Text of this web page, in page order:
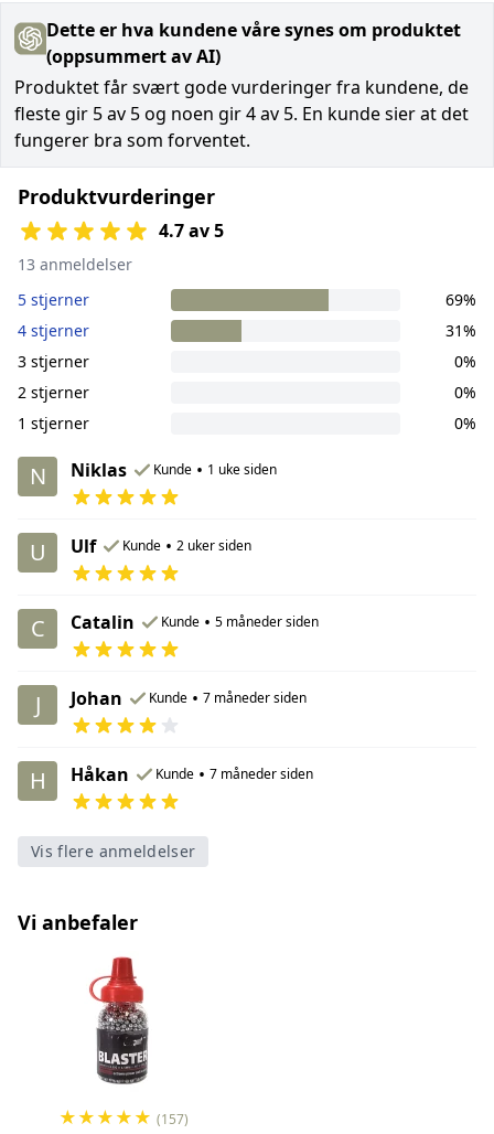
Dette er hva kundene våre synes om produktet
(oppsummert av AI)
Produktet får svært gode vurderinger fra kundene, de
fleste gir 5 av 5 og noen gir 4 av 5. En kunde sier at det
fungerer bra som forventet.
Produktvurderinger
4.7 av 5
13 anmeldelser
5 stjerner
69%
4 stjerner
31%
3 stjerner
0%
2 stjerner
0%
1 stjerner
0%
N Niklas Kunde • 1 uke siden
U Ulf Kunde • 2 uker siden
C Catalin Kunde • 5 måneder siden
J Johan Kunde • 7 måneder siden
H Håkan Kunde • 7 måneder siden
Vis flere anmeldelser
Vi anbefaler
★★★★★ (157)